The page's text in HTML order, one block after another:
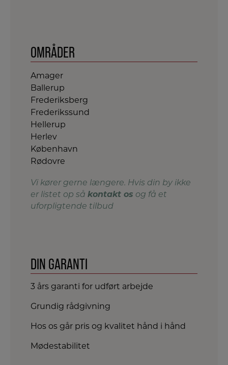
OMRÅDER
Amager
Ballerup
Frederiksberg
Frederikssund
Hellerup
Herlev
København
Rødovre
Vi kører gerne længere. Hvis din by ikke
er listet op så kontakt os og få et
uforpligtende tilbud
DIN GARANTI
3 års garanti for udført arbejde
Grundig rådgivning
Hos os går pris og kvalitet hånd i hånd
Mødestabilitet